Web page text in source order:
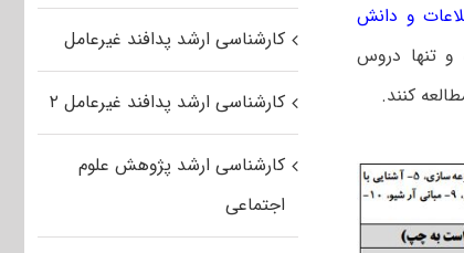
و دانش
و تنها دروس
کنند.
کارشناسی ارشد پدافند غیرعامل
کارشناسی ارشد پدافند غیرعامل ۲
کارشناسی ارشد پژوهش علوم
اجتماعی